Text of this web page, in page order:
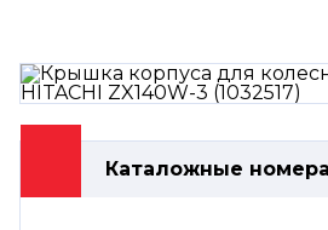
Каталожные